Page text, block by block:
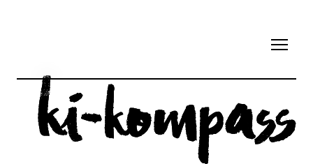
KI-Kompass